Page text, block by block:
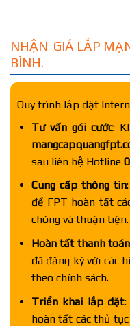
NHẬN GIÁ LẮP
BÌNH.
Quy trình lắp đặt
Tư vấn gói cước:
sau liên hệ Hotline
Cung cấp thông tin
để FPT hoàn tất
chóng và thuận tiện.
Hoàn tất thanh toán
đã đăng ký với các
theo chính sách.
Triển khai lắp đặt:
hoàn tất các thủ tục